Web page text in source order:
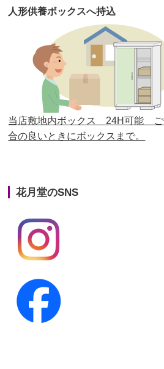
第27回人形供養祭平成29年6
第26回人形供養祭平成28年
第25回人形供養祭 平成28年6
第24回人形供養祭 平成27年
第23回人形供養祭平成26年
第22回人形供養祭平成26年4
第20回人形供養祭
第19回人形供養祭
第18回人形供養祭
第16回人形供養祭
第15回人形供養祭
人形供養ボックスへ持込
当店敷地内ボックス 24H可能 ご
合の良いときにボックスまで。
花月堂のSNS